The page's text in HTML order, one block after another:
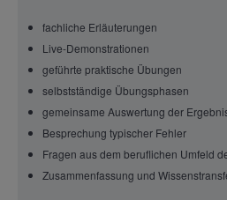
fachliche Erläuterungen
Live-Demonstrationen
geführte praktische Übungen
selbstständige Übungsphasen
gemeinsame Auswertung der
Besprechung typischer Fehler
Fragen aus dem beruflichen Umfeld
Zusammenfassung und